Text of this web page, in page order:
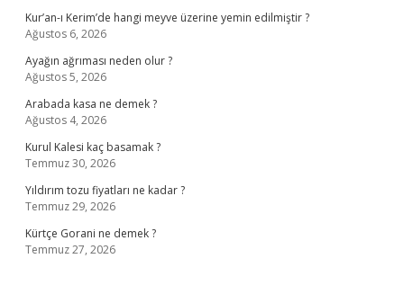
Kur’an-ı Kerim’de hangi meyve üzerine yemin edilmiştir ?
Ağustos 6, 2026
Ayağın ağrıması neden olur ?
Ağustos 5, 2026
Arabada kasa ne demek ?
Ağustos 4, 2026
Kurul Kalesi kaç basamak ?
Temmuz 30, 2026
Yıldırım tozu fiyatları ne kadar ?
Temmuz 29, 2026
Kürtçe Gorani ne demek ?
Temmuz 27, 2026